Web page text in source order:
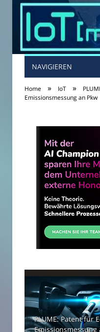
NAVIGIEREN
Home » IoT »
Emissionsmessung an Pkw
PLUME: Patent für
Emissionsmessung